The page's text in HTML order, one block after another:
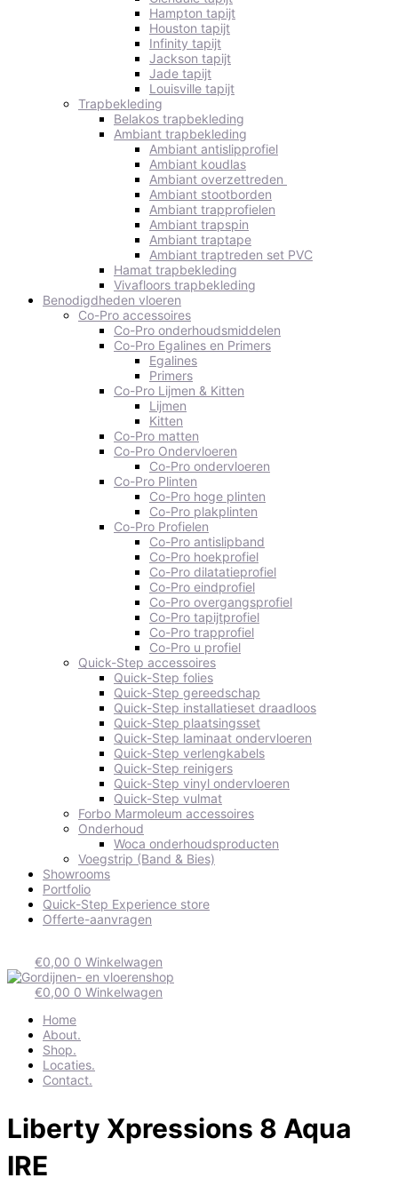
Hampton tapijt
Houston tapijt
Infinity tapijt
Jackson tapijt
Jade tapijt
Louisville tapijt
Trapbekleding
Belakos trapbekleding
Ambiant trapbekleding
Ambiant antislipprofiel
Ambiant koudlas
Ambiant overzettreden
Ambiant stootborden
Ambiant trapprofielen
Ambiant trapspin
Ambiant traptape
Ambiant traptreden set PVC
Hamat trapbekleding
Vivafloors trapbekleding
Benodigdheden vloeren
Co-Pro accessoires
Co-Pro onderhoudsmiddelen
Co-Pro Egalines en Primers
Egalines
Primers
Co-Pro Lijmen & Kitten
Lijmen
Kitten
Co-Pro matten
Co-Pro Ondervloeren
Co-Pro ondervloeren
Co-Pro Plinten
Co-Pro hoge plinten
Co-Pro plakplinten
Co-Pro Profielen
Co-Pro antislipband
Co-Pro hoekprofiel
Co-Pro dilatatieprofiel
Co-Pro eindprofiel
Co-Pro overgangsprofiel
Co-Pro tapijtprofiel
Co-Pro trapprofiel
Co-Pro u profiel
Quick-Step accessoires
Quick-Step folies
Quick-Step gereedschap
Quick-Step installatieset draadloos
Quick-Step plaatsingsset
Quick-Step laminaat ondervloeren
Quick-Step verlengkabels
Quick-Step reinigers
Quick-Step vinyl ondervloeren
Quick-Step vulmat
Forbo Marmoleum accessoires
Onderhoud
Woca onderhoudsproducten
Voegstrip (Band & Bies)
Showrooms
Portfolio
Quick-Step Experience store
Offerte-aanvragen
€0,00 0 Winkelwagen
€0,00 0 Winkelwagen
Home
About.
Shop.
Locaties.
Contact.
Liberty Xpressions 8 Aqua
IRE